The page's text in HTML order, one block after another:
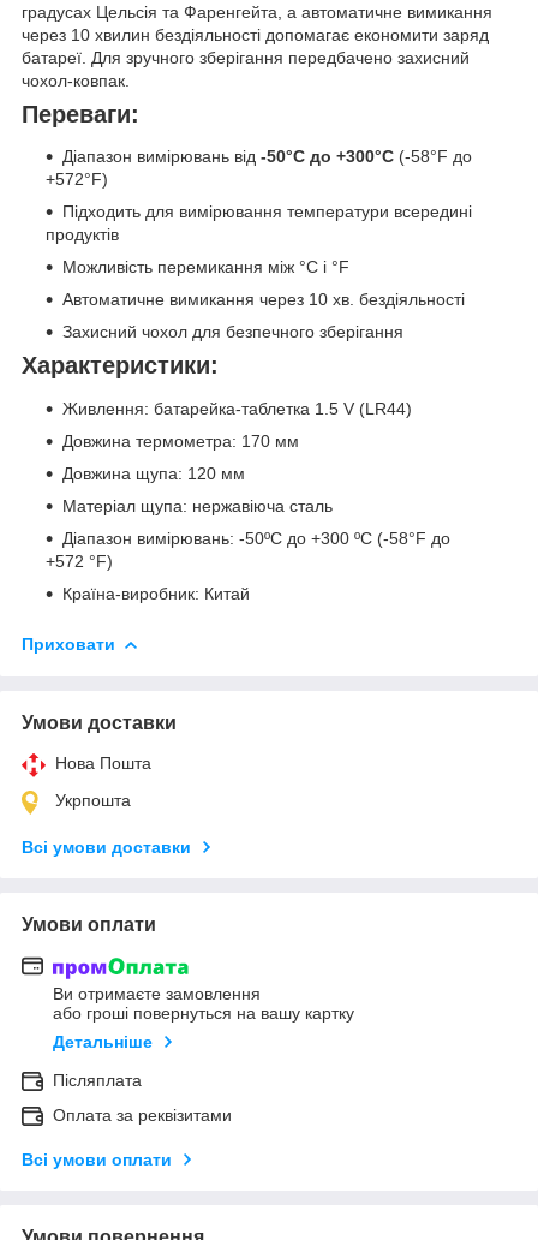
градусах Цельсія та Фаренгейта, а автоматичне вимикання
через 10 хвилин бездіяльності допомагає економити заряд
батареї. Для зручного зберігання передбачено захисний
чохол-ковпак.
Переваги:
Діапазон вимірювань від -50°C до +300°C (-58°F до
+572°F)
Підходить для вимірювання температури всередині
продуктів
Можливість перемикання між °C і °F
Автоматичне вимикання через 10 хв. бездіяльності
Захисний чохол для безпечного зберігання
Характеристики:
Живлення: батарейка-таблетка 1.5 V (LR44)
Довжина термометра: 170 мм
Довжина щупа: 120 мм
Матеріал щупа: нержавіюча сталь
Діапазон вимірювань: -50ºC до +300 ºC (-58°F до
+572 °F)
Країна-виробник: Китай
Приховати
Умови доставки
Нова Пошта
Укрпошта
Всі умови доставки
Умови оплати
Ви отримаєте замовлення
або гроші повернуться на вашу картку
Детальніше
Післяплата
Оплата за реквізитами
Всі умови оплати